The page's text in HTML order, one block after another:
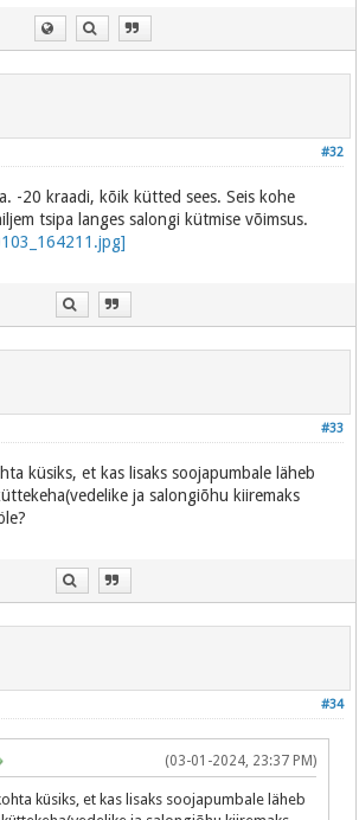
#32
-20 kraadi, kõik kütted sees. Seis kohe
tsipa langes salongi kütmise võimsus.
#33
küsiks, et kas lisaks soojapumbale läheb
ja salongiõhu kiiremaks
#34
(03-01-2024, 23:37 PM)
küsiks, et kas lisaks soojapumbale läheb